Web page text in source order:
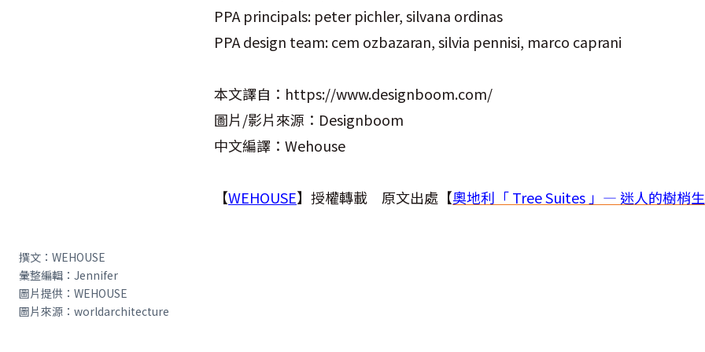
PPA principals: peter pichler, silvana ordinas
PPA design team: cem ozbazaran, silvia pennisi, marco caprani
本文譯自：https://www.designboom.com/
圖片/影片來源：Designboom
中文編譯：Wehouse
【WEHOUSE】授權轉載 原文出處【奧地利「 Tree Suites 」— 迷人的樹梢
撰文：WEHOUSE
彙整編輯：Jennifer
圖片提供：WEHOUSE
圖片來源：worldarchitecture